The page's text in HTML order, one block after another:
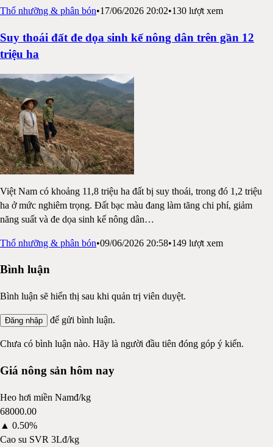
Thổ nhưỡng & phân bón•17/06/2026 20:02•130 lượt xem
Suy thoái đất đe dọa sinh kế nông dân trên gần 12
triệu ha
Việt Nam có khoảng 11,8 triệu ha đất bị suy thoái, trong đó 1,2 triệu
ha ở mức nghiêm trọng. Đất bạc màu đang làm tăng chi phí, giảm
năng suất và đe dọa sinh kế nông dân…
Thổ nhưỡng & phân bón•09/06/2026 20:58•149 lượt xem
Bình luận
Bình luận sẽ hiển thị sau khi quản trị viên duyệt.
Đăng nhập để gửi bình luận.
Chưa có bình luận nào. Hãy là người đầu tiên đóng góp ý kiến.
Giá nông sản hôm nay
Heo hơi miền Namđ/kg
68000.00
▲ 0.50%
Cao su SVR 3Lđ/kg